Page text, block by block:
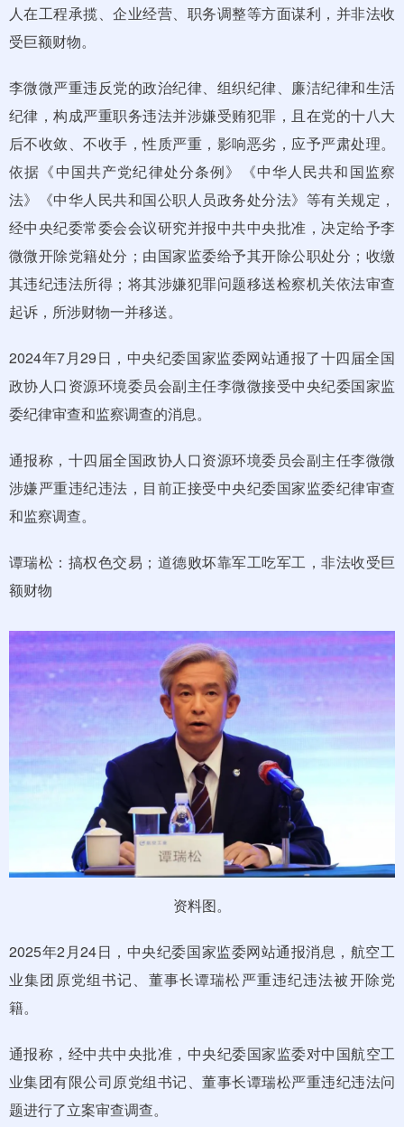
人在工程承揽、企业经营、职务调整等方面谋利，并非法收
受巨额财物。
李微微严重违反党的政治纪律、组织纪律、廉洁纪律和生活
纪律，构成严重职务违法并涉嫌受贿犯罪，且在党的十八大
后不收敛、不收手，性质严重，影响恶劣，应予严肃处理。
依据《中国共产党纪律处分条例》《中华人民共和国监察
法》《中华人民共和国公职人员政务处分法》等有关规定，
经中央纪委常委会会议研究并报中共中央批准，决定给予李
微微开除党籍处分；由国家监委给予其开除公职处分；收缴
其违纪违法所得；将其涉嫌犯罪问题移送检察机关依法审查
起诉，所涉财物一并移送。
2024年7月29日，中央纪委国家监委网站通报了十四届全国
政协人口资源环境委员会副主任李微微接受中央纪委国家监
委纪律审查和监察调查的消息。
通报称，十四届全国政协人口资源环境委员会副主任李微微
涉嫌严重违纪违法，目前正接受中央纪委国家监委纪律审查
和监察调查。
谭瑞松：搞权色交易；道德败坏靠军工吃军工，非法收受巨
额财物
资料图。
2025年2月24日，中央纪委国家监委网站通报消息，航空工
业集团原党组书记、董事长谭瑞松严重违纪违法被开除党
籍。
通报称，经中共中央批准，中央纪委国家监委对中国航空工
业集团有限公司原党组书记、董事长谭瑞松严重违纪违法问
题进行了立案审查调查。